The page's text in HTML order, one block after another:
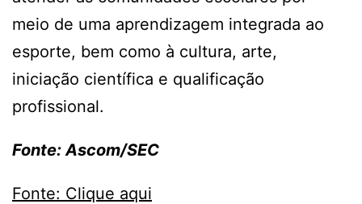
meio de uma aprendizagem integrada ao
esporte, bem como à cultura, arte,
iniciação científica e qualificação
profissional.
Fonte: Ascom/SEC
Fonte: Clique aqui